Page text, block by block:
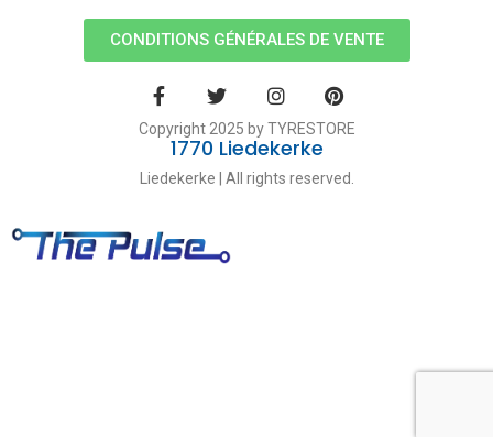
CONDITIONS GÉNÉRALES DE VENTE
Copyright 2025 by TYRESTORE
1770 Liedekerke
Liedekerke | All rights reserved.